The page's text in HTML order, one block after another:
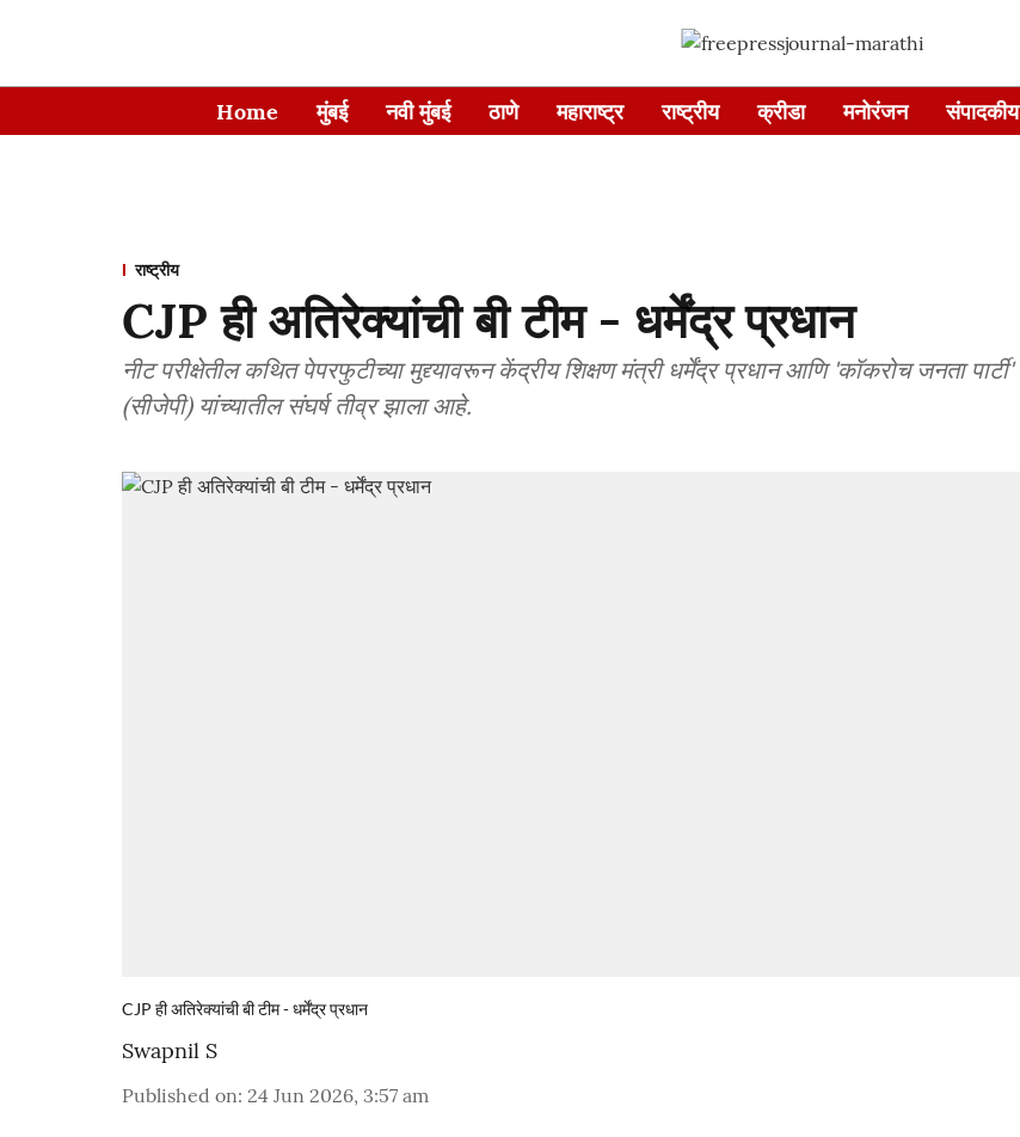
Home मुंबई नवी मुंबई ठाणे महाराष्ट्र राष्ट्रीय क्रीडा मनोरंजन संपादकीय
राष्ट्रीय
CJP ही अतिरेक्यांची बी टीम - धर्मेंद्र प्रधान
नीट परीक्षेतील कथित पेपरफुटीच्या मुद्द्यावरून केंद्रीय शिक्षण मंत्री धर्मेंद्र प्रधान आणि 'कॉकरोच जनता पार्टी'
(सीजेपी) यांच्यातील संघर्ष तीव्र झाला आहे.
CJP ही अतिरेक्यांची बी टीम - धर्मेंद्र प्रधान
Swapnil S
Published on: 24 Jun 2026, 3:57 am